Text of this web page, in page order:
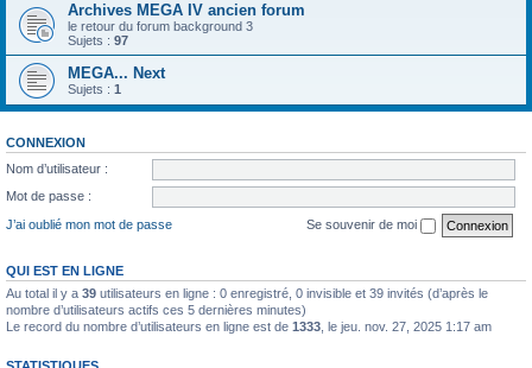
Archives MEGA IV ancien forum
le retour du forum background 3
Sujets : 97
MEGA... Next
Sujets : 1
CONNEXION
Nom d’utilisateur :
Mot de passe :
J’ai oublié mon mot de passe
Se souvenir de moi
QUI EST EN LIGNE
Au total il y a 39 utilisateurs en ligne : 0 enregistré, 0 invisible et 39 invités (d’après le
nombre d’utilisateurs actifs ces 5 dernières minutes)
Le record du nombre d’utilisateurs en ligne est de 1333 , le jeu. nov. 27, 2025 1:17 am
STATISTIQUES